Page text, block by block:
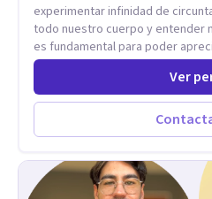
experimentar infinidad de
todo nuestro cuerpo y entender nuestro maravilloso cerebro,
es fundamental para poder
Damian esta dispuesta a
herramientas fundamentales
mente, alma y SER. El cómo percibimos y manejamos
nuestros diarios sucesos es el
resultado de efectos
hermosa vida que hay, es mi
es derecho de toda la GENTE.
Ver